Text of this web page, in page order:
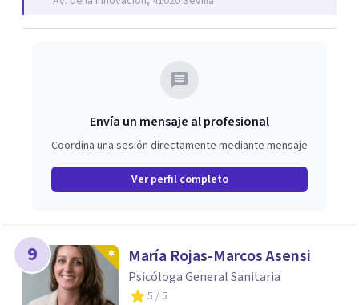
Envía un mensaje al profesional
Coordina una sesión directamente mediante mensaje
Ver perfil completo
9 María Rojas-Marcos Asensi
Psicóloga General Sanitaria
5 / 5